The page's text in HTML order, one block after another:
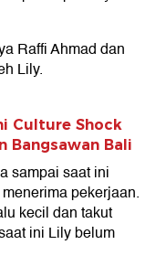
Raffi Ahmad dan
Lily.
Culture Shock
Bangsawan Bali
sampai saat ini
pekerjaan.
kecil dan takut
ini Lily belum